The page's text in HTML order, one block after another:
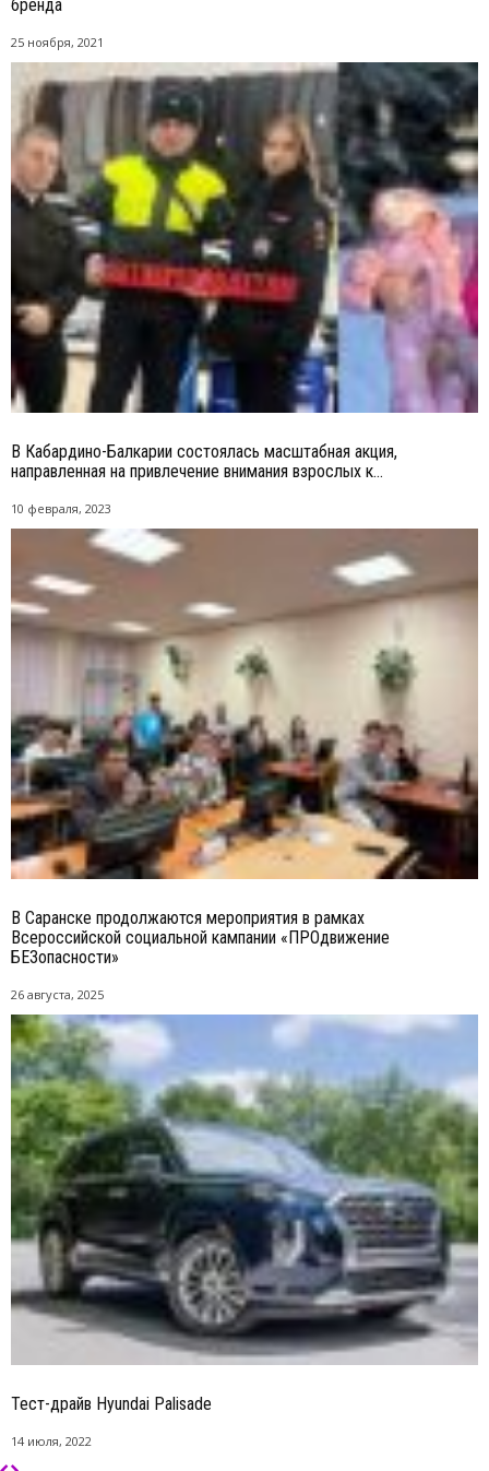
бренда
25 ноября, 2021
В Кабардино-Балкарии состоялась масштабная акция,
направленная на привлечение внимания взрослых к...
10 февраля, 2023
В Саранске продолжаются мероприятия в рамках
Всероссийской социальной кампании «ПРОдвижение
БЕЗопасности»
26 августа, 2025
Тест-драйв Hyundai Palisade
14 июля, 2022